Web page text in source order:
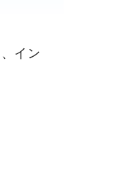
イン